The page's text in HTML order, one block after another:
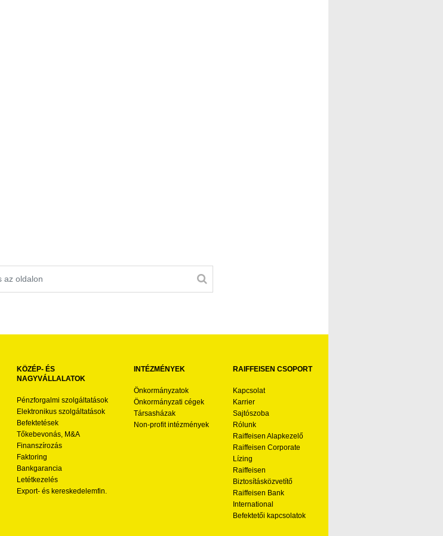
KÖZÉP- ÉS
NAGYVÁLLALATOK
Pénzforgalmi szolgáltatások
Elektronikus szolgáltatások
Befektetések
Tőkebevonás, M&A
Finanszírozás
Faktoring
Bankgarancia
Letétkezelés
Export- és kereskedelemfin.
INTÉZMÉNYEK
Önkormányzatok
Önkormányzati cégek
Társasházak
Non-profit intézmények
RAIFFEISEN CSOPORT
Kapcsolat
Karrier
Sajtószoba
Rólunk
Raiffeisen Alapkezelő
Raiffeisen Corporate
Lízing
Raiffeisen
Biztosításközvetítő
Raiffeisen Bank
International
Befektetői kapcsolatok